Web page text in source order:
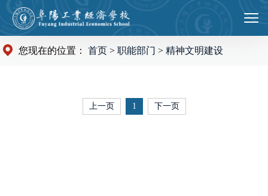
您现在的位置： 首页 > 职能部门 > 精神文明建设
上一页 1 下一页